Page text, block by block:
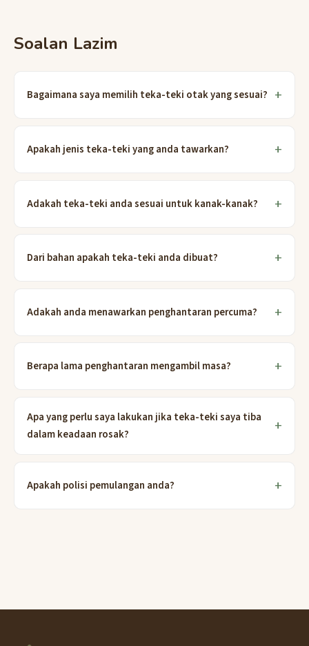
Soalan Lazim
Bagaimana saya memilih teka-teki otak yang sesuai?
Apakah jenis teka-teki yang anda tawarkan?
Adakah teka-teki anda sesuai untuk kanak-kanak?
Dari bahan apakah teka-teki anda dibuat?
Adakah anda menawarkan penghantaran percuma?
Berapa lama penghantaran mengambil masa?
Apa yang perlu saya lakukan jika teka-teki saya tiba
dalam keadaan rosak?
Apakah polisi pemulangan anda?